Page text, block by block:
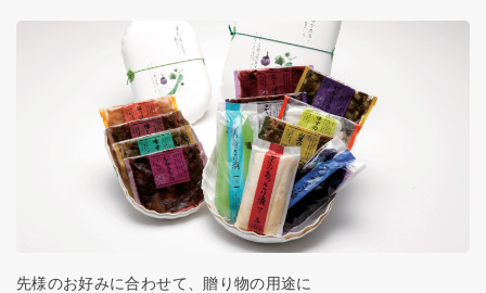
先様のお好みに合わせて、贈り物の用途に